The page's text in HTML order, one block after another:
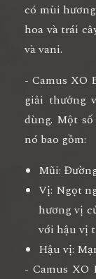
có mùi
hoa và trái
và vani.
- Camus XO
giải thưởng
dùng. Một
nó bao gồm:
Mũi:
Vị: Ngọt
hương vị
với hậu vị
Hậu vị:
- Camus XO